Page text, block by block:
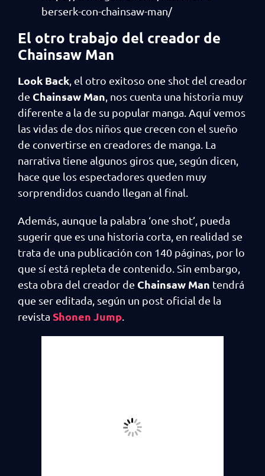
berserk-con-chainsaw-man/
El otro trabajo del creador de
Chainsaw Man
Look Back , el otro exitoso one shot del creador
de Chainsaw Man , nos cuenta una historia muy
diferente a la de su popular manga. Aquí vemos
las vidas de dos niños que crecen con el sueño
de convertirse en creadores de manga. La
narrativa tiene algunos giros que, según dicen,
hace que los espectadores queden muy
sorprendidos cuando llegan al final.
Además, aunque la palabra ‘one shot’, pueda
sugerir que es una historia corta, en realidad se
trata de una publicación con 140 páginas, por lo
que sí está repleta de contenido. Sin embargo,
esta obra del creador de Chainsaw Man tendrá
que ser editada, según un post oficial de la
revista Shonen Jump